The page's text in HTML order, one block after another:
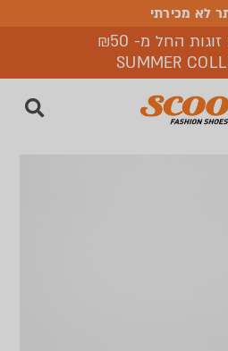
לא מכירתי
לא מכירתי
SUMMER